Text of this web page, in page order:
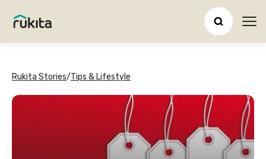
Rukita Stories/Tips & Lifestyle